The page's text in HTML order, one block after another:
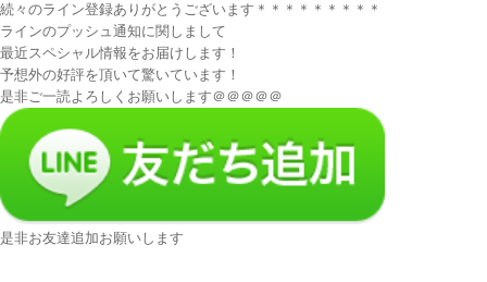
続々のライン登録ありがとうございます＊＊＊＊＊＊＊＊＊
ラインのプッシュ通知に関しまして
最近スペシャル情報をお届けします！
予想外の好評を頂いて驚いています！
是非ご一読よろしくお願いします＠＠＠＠＠
是非お友達追加お願いします